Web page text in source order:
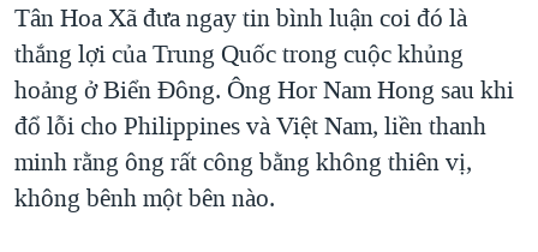
Tân Hoa Xã đưa ngay tin bình luận coi đó là
thắng lợi của Trung Quốc trong cuộc khủng
hoảng ở Biển Đông. Ông Hor Nam Hong sau khi
đổ lỗi cho Philippines và Việt Nam, liền thanh
minh rằng ông rất công bằng không thiên vị,
không bênh một bên nào.